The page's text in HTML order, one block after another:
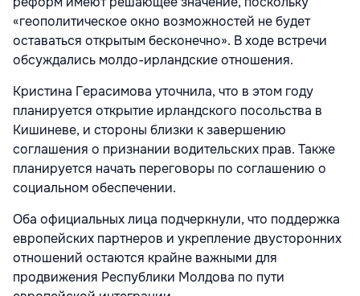
«геополитическое окно возможностей не будет
оставаться открытым бесконечно». В ходе встречи
обсуждались молдо-ирландские отношения.
Кристина Герасимова уточнила, что в этом году
планируется открытие ирландского посольства в
Кишиневе, и стороны близки к завершению
соглашения о признании водительских прав. Также
планируется начать переговоры по соглашению о
социальном обеспечении.
Оба официальных лица подчеркнули, что поддержка
европейских партнеров и укрепление двусторонних
отношений остаются крайне важными для
продвижения Республики Молдова по пути